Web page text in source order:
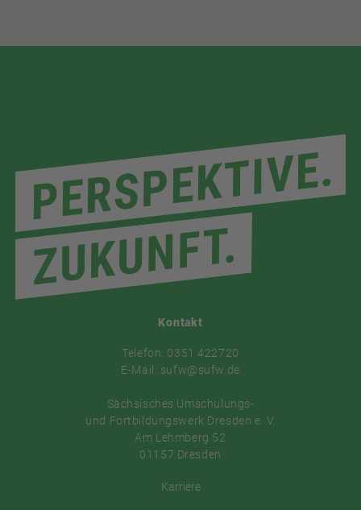
Kontakt
Telefon: 0351 422720
E-Mail: sufw@sufw.de
Sächsisches Umschulungs-
und Fortbildungswerk Dresden e. V.
Am Lehmberg 52
01157 Dresden
Karriere